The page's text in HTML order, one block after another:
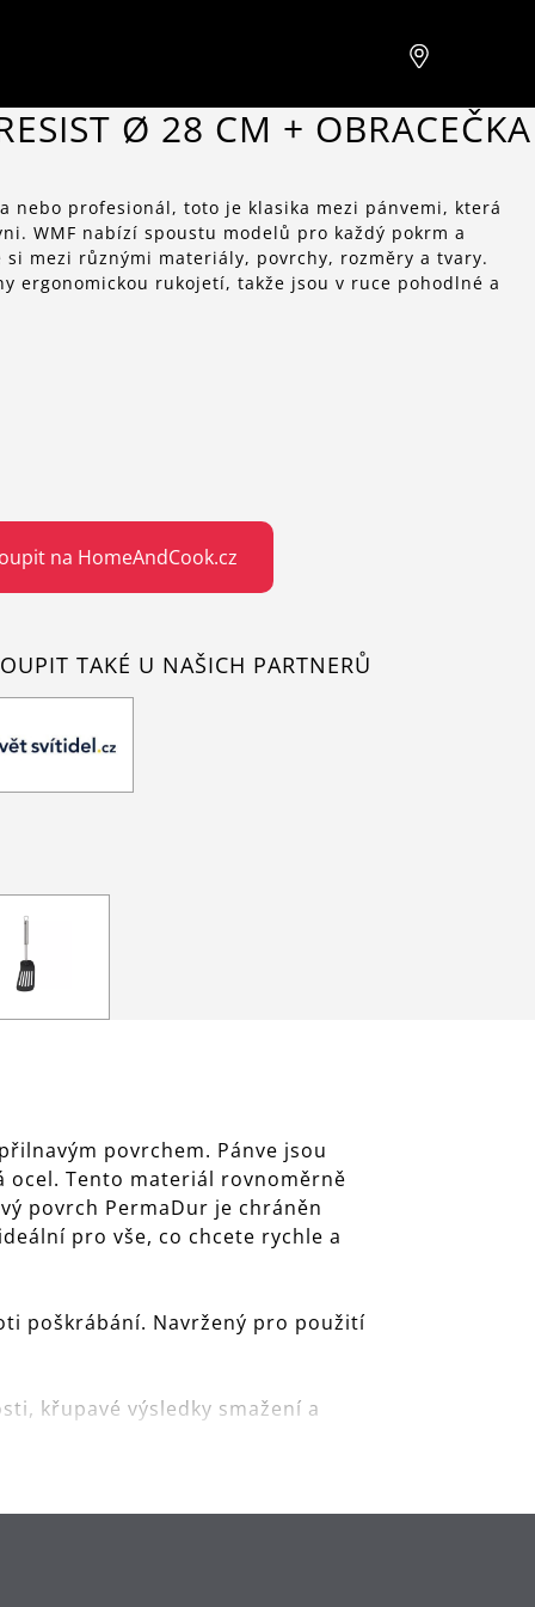
Ø 28 CM + OBRACEČKA
nebo profesionál, toto je klasika mezi pánvemi, která
WMF nabízí spoustu modelů pro každý pokrm a
mezi různými materiály, povrchy, rozměry a tvary.
ergonomickou rukojetí, takže jsou v ruce pohodlné a
na HomeAndCook.cz
TAKÉ U NAŠICH PARTNERŮ
povrchem. Pánve jsou
Tento materiál rovnoměrně
povrch PermaDur je chráněn
pro vše, co chcete rychle a
poškrábání. Navržený pro použití
křupavé výsledky smažení a